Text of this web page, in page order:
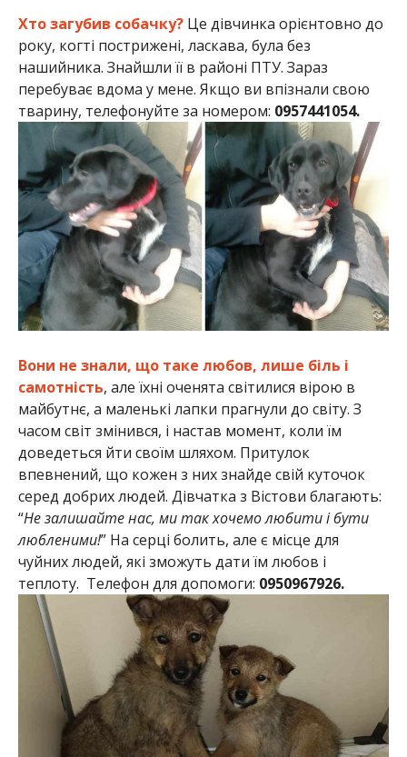
Хто загубив собачку?Це дівчинка орієнтовно до
року, когті пострижені, ласкава, була без
нашийника. Знайшли її в районі ПТУ. Зараз
перебуває вдома у мене. Якщо ви впізнали свою
тварину, телефонуйте за номером: 0957441054.
Вони не знали, що таке любов, лише біль і
самотність, але їхні оченята світилися вірою в
майбутнє, а маленькі лапки прагнули до світу. З
часом світ змінився, і настав момент, коли їм
доведеться йти своїм шляхом. Притулок
впевнений, що кожен з них знайде свій куточок
серед добрих людей. Дівчатка з Вістови благають:
“Не залишайте нас, ми так хочемо любити і бути
любленими!” На серці болить, але є місце для
чуйних людей, які зможуть дати їм любов і
теплоту. Телефон для допомоги: 0950967926.